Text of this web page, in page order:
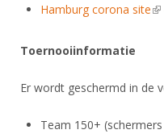
Witte Vlekkenplan
Oprichting Vereniging
Wedstrijdorganisatie
Scheidsrechterslijst
Import inschrijvingen uit
Tuchtzaken
Infotheek
Hamburg corona site
Toernooiinformatie
Er wordt geschermd in de
Team 150+